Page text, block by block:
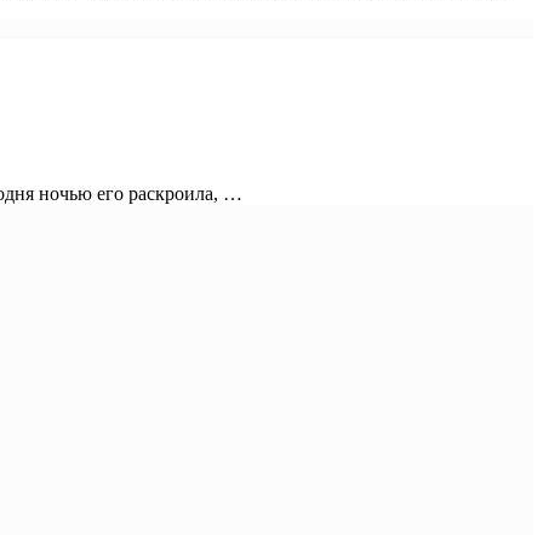
ночью его раскроила, …